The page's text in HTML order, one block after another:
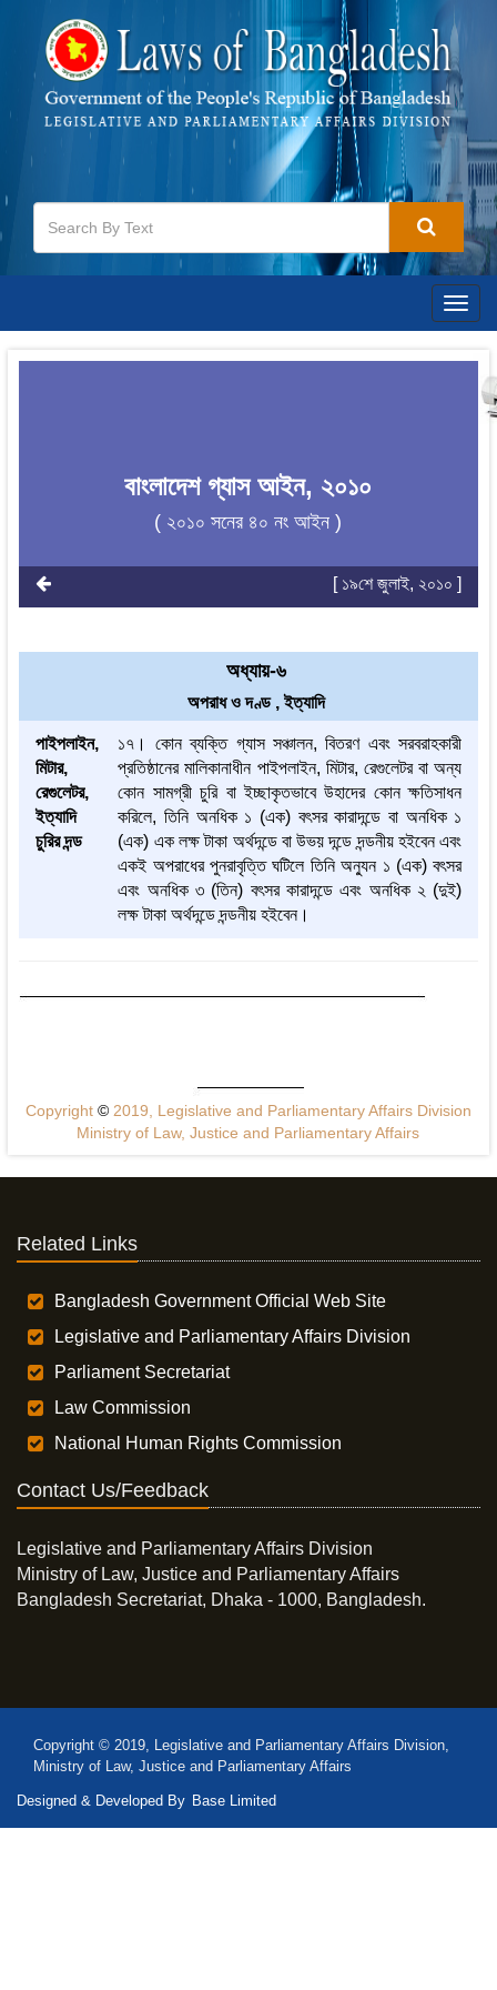
বাংলাদেশ গ্যাস আইন, ২০১০
( ২০১০ সনের ৪০ নং আইন )
[ ১৯শে জুলাই, ২০১০ ]
অধ্যায়-৬
অপরাধ ও দণ্ড , ইত্যাদি
পাইপলাইন,
মিটার,
রেগুলেটর,
ইত্যাদি
চুরির দন্ড
১৭। কোন ব্যক্তি গ্যাস সঞ্চালন, বিতরণ এবং সরবরাহকারী
প্রতিষ্ঠানের মালিকানাধীন পাইপলাইন, মিটার, রেগুলেটর বা অন্য
কোন সামগ্রী চুরি বা ইচ্ছাকৃতভাবে উহাদের কোন ক্ষতিসাধন
করিলে, তিনি অনধিক ১ (এক) বৎসর কারাদন্ডে বা অনধিক ১
(এক) এক লক্ষ টাকা অর্থদন্ডে বা উভয় দন্ডে দন্ডনীয় হইবেন এবং
একই অপরাধের পুনরাবৃত্তি ঘটিলে তিনি অন্যুন ১ (এক) বৎসর
এবং অনধিক ৩ (তিন) বৎসর কারাদন্ডে এবং অনধিক ২ (দুই)
লক্ষ টাকা অর্থদন্ডে দন্ডনীয় হইবেন।
Copyright ©2019, Legislative and Parliamentary Affairs Division
Ministry of Law, Justice and Parliamentary Affairs
Related Links
Bangladesh Government Official Web Site
Legislative and Parliamentary Affairs Division
Parliament Secretariat
Law Commission
National Human Rights Commission
Contact Us/Feedback
Legislative and Parliamentary Affairs Division
Ministry of Law, Justice and Parliamentary Affairs
Bangladesh Secretariat, Dhaka - 1000, Bangladesh.
Copyright © 2019, Legislative and Parliamentary Affairs Division,
Ministry of Law, Justice and Parliamentary Affairs
Designed & Developed By Base Limited